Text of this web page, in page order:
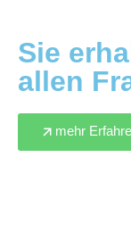
Sie
allen
mehr